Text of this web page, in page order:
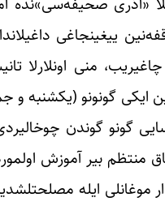
ییغینجاغی
چاغیریب، منی
ایکی گونونو (یکشنبه
سایی گونو گوندن
منتظم بیر آموزش
موغانلی ایله